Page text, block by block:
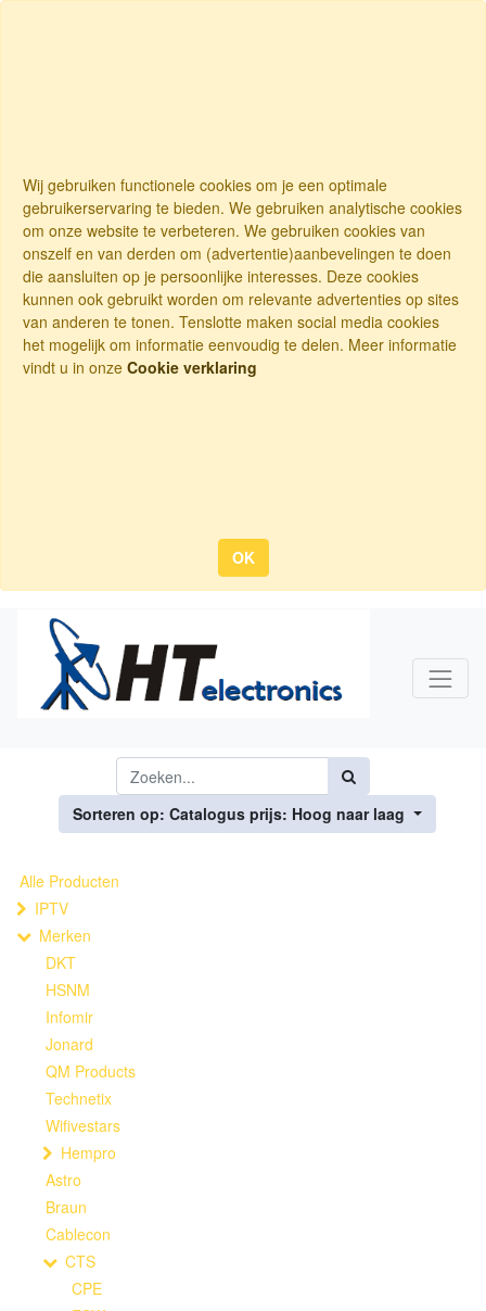
Wij gebruiken functionele cookies om je een optimale
gebruikerservaring te bieden. We gebruiken analytische cookies
om onze website te verbeteren. We gebruiken cookies van
onszelf en van derden om (advertentie)aanbevelingen te doen
die aansluiten op je persoonlijke interesses. Deze cookies
kunnen ook gebruikt worden om relevante advertenties op sites
van anderen te tonen. Tenslotte maken social media cookies
het mogelijk om informatie eenvoudig te delen. Meer informatie
vindt u in onze Cookie verklaring
OK
Sorteren op: Catalogus prijs: Hoog naar laag
Alle Producten
IPTV
Merken
DKT
HSNM
Infomir
Jonard
QM Products
Technetix
Wifivestars
Hempro
Astro
Braun
Cablecon
CTS
CPE